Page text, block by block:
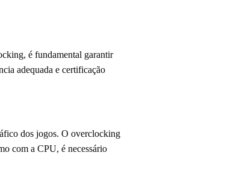
é fundamental garantir
adequada e certificação
dos jogos. O overclocking
com a CPU, é necessário